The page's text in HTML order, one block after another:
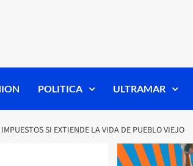
POLITICA ULTRAMAR
SI EXTIENDE LA VIDA DE PUEBLO VIEJO